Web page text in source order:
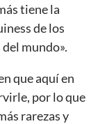
tiene la
de los
mundo».
que aquí en
por lo que
rarezas y